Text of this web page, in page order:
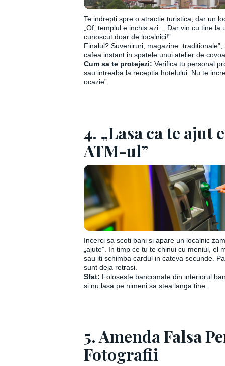
Te indrepti spre o atractie turistica, dar un
„Of, templul e inchis azi… Dar vin cu tine la
cunoscut doar de localnici!”
Finalul? Suveniruri, magazine
cafea instant in spatele unui atelier de
Cum sa te protejezi: Verifica tu personal
sau intreaba la receptia hotelului. Nu te
ocazie”.
4. „Lasa ca te ajut
ATM-ul”
Incerci sa scoti bani si apare un localnic
„ajute”. In timp ce tu te chinui cu meniul, el
sau iti schimba cardul in cateva secunde.
sunt deja retrasi.
Sfat: Foloseste bancomate din interiorul
si nu lasa pe nimeni sa stea langa tine.
5. Amenda Falsa
Fotografii